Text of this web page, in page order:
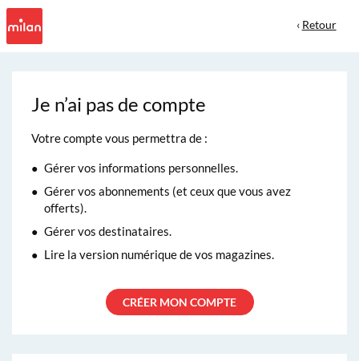
‹ Retour
Je n’ai pas de compte
Votre compte vous permettra de :
Gérer vos informations personnelles.
Gérer vos abonnements (et ceux que vous avez
offerts).
Gérer vos destinataires.
Lire la version numérique de vos magazines.
CRÉER MON COMPTE